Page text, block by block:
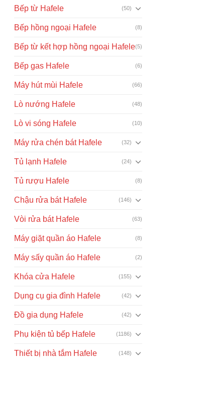
Bếp từ Hafele (50)
Bếp hồng ngoại Hafele (8)
Bếp từ kết hợp hồng ngoại Hafele(5)
Bếp gas Hafele (6)
Máy hút mùi Hafele (66)
Lò nướng Hafele (48)
Lò vi sóng Hafele (10)
Máy rửa chén bát Hafele (32)
Tủ lạnh Hafele (24)
Tủ rượu Hafele (8)
Chậu rửa bát Hafele (146)
Vòi rửa bát Hafele (63)
Máy giặt quần áo Hafele (8)
Máy sấy quần áo Hafele (2)
Khóa cửa Hafele (155)
Dụng cụ gia đình Hafele (42)
Đồ gia dụng Hafele (42)
Phụ kiện tủ bếp Hafele (1186)
Thiết bị nhà tắm Hafele (148)